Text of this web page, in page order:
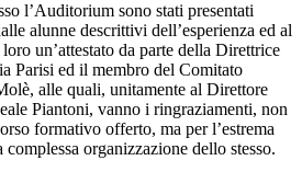
l’Auditorium sono stati presentati
alunne descrittivi dell’esperienza ed al
un’attestato da parte della Direttrice
Parisi ed il membro del Comitato
alle quali, unitamente al Direttore
Piantoni, vanno i ringraziamenti, non
formativo offerto, ma per l’estrema
organizzazione dello stesso.